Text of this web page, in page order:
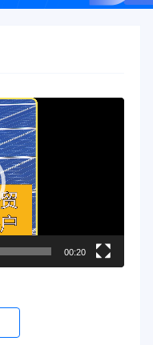
00:20